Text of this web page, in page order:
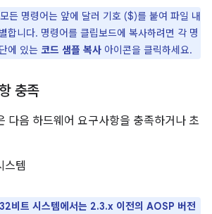
든 명령어는 앞에 달러 기호 ($)를 붙여 파일 내
합니다. 명령어를 클립보드에 복사하려면 각 명
에 있는 코드 샘플 복사 아이콘을 클릭하세요.
충족
다음 하드웨어 요구사항을 충족하거나 초
스템
32비트 시스템에서는 2.3.x 이전의 AOSP 버전